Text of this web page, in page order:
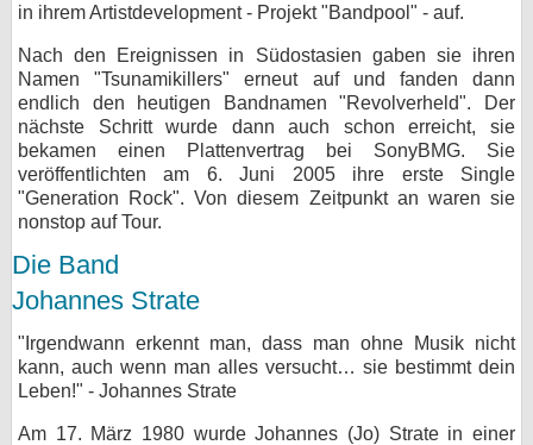
in ihrem Artistdevelopment - Projekt "Bandpool" - auf.
Nach den Ereignissen in Südostasien gaben sie ihren
Namen "Tsunamikillers" erneut auf und fanden dann
endlich den heutigen Bandnamen "Revolverheld". Der
nächste Schritt wurde dann auch schon erreicht, sie
bekamen einen Plattenvertrag bei SonyBMG. Sie
veröffentlichten am 6. Juni 2005 ihre erste Single
"Generation Rock". Von diesem Zeitpunkt an waren sie
nonstop auf Tour.
Die Band
Johannes Strate
"Irgendwann erkennt man, dass man ohne Musik nicht
kann, auch wenn man alles versucht… sie bestimmt dein
Leben!" - Johannes Strate
Am 17. März 1980 wurde Johannes (Jo) Strate in einer
Desktop-Ansicht
myFanbase